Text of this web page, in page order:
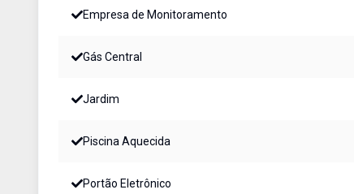
Empresa de Monitoramento
Gás Central
Jardim
Piscina Aquecida
Portão Eletrônico